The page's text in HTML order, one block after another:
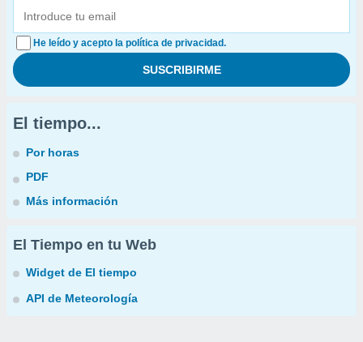
He leído y acepto la política de privacidad.
El tiempo...
Por horas
PDF
Más información
El Tiempo en tu Web
Widget de El tiempo
API de Meteorología